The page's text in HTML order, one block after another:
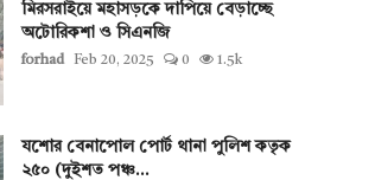
মিরসরাইয়ে মহাসড়কে দাপিয়ে বেড়াচ্ছে
অটোরিকশা ও সিএনজি
forhad Feb 20, 2025 0 1.5k
যশোর বেনাপোল পোর্ট থানা পুলিশ কতৃক
২৫০ (দুইশত পঞ্চ...